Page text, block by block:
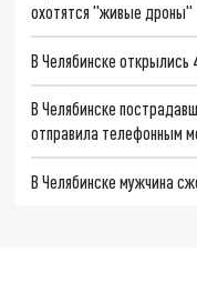
охотятся "живые дроны"
В Челябинске
В Челябинске
отправила телефонным
В Челябинске мужчина